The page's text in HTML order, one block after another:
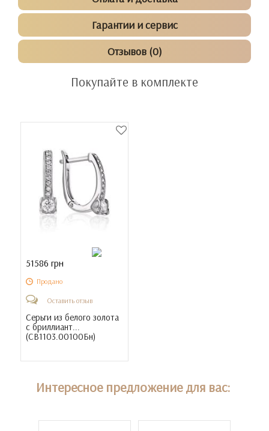
Гарантии и сервис
Отзывов (0)
Покупайте в комплекте
51586 грн
Продано
Оставить отзыв
Серьги из белого золота
с бриллиант...
(СВ1103.00100Бн)
Интересное предложение для вас: